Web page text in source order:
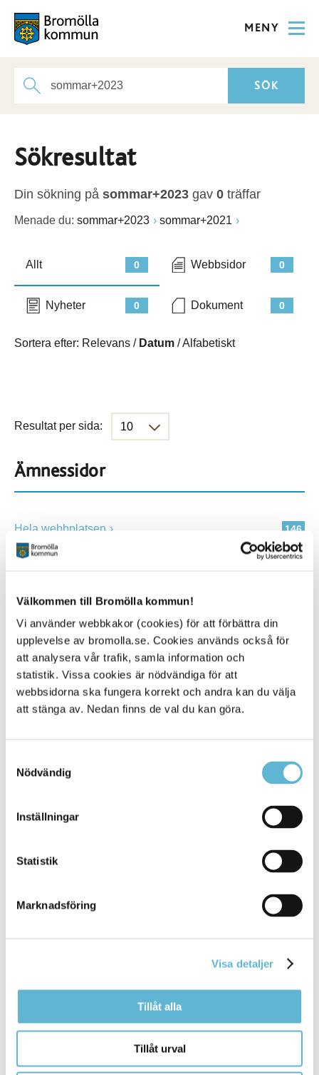
Välkommen till Bromölla kommun!
Vi använder webbkakor (cookies) för att förbättra din
upplevelse av bromolla.se. Cookies används också för
att analysera vår trafik, samla information och
statistik. Vissa cookies är nödvändiga för att
webbsidorna ska fungera korrekt och andra kan du välja
att stänga av. Nedan finns de val du kan göra.
Nödvändig
Inställningar
Statistik
Marknadsföring
Visa detaljer
Tillåt alla
Tillåt urval
MENY
Sökresultat
Din sökning på sommar+2023 gav 0 träffar
Menade du: sommar+2023 sommar+2021
0
Allt 0
Webbsidor
0
Nyheter 0
Dokument
Sortera efter: Relevans / Datum /Alfabetiskt
Resultat per sida:
Ämnessidor
146
Hela webbplatsen
Alla platser
KONTAKT
Besöksadress
Box 18, 295 21 Bromölla
Fax: 0456-82 22 00